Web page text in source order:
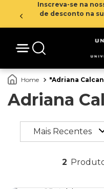
Inscreva-se na
de desconto na
Adriana
Adriana
Mais Recentes
2